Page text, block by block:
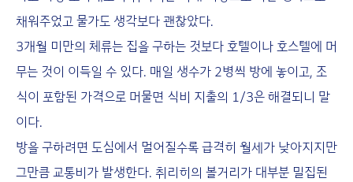
채워주었고 물가도 생각보다 괜찮았다.
3개월 미만의 체류는 집을 구하는 것보다 호텔이나 호스텔에 머
무는 것이 이득일 수 있다. 매일 생수가 2병씩 방에 놓이고, 조
식이 포함된 가격으로 머물면 식비 지출의 1/3은 해결되니 말
이다.
방을 구하려면 도심에서 멀어질수록 급격히 월세가 낮아지지만
그만큼 교통비가 발생한다. 취리히의 볼거리가 대부분 밀집된